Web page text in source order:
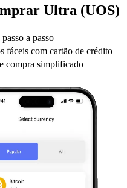
Ultra (UOS)
a passo
fáceis com cartão de crédito
compra simplificado